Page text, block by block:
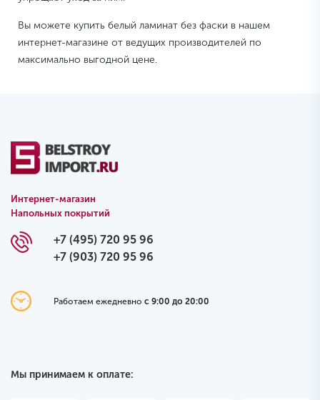
Вы можете купить белый ламинат без фаски в нашем
интернет-магазине от ведущих производителей по
максимально выгодной цене.
Интернет-магазин
Напольных покрытий
+7 (495) 720 95 96
+7 (903) 720 95 96
Работаем ежедневно с 9:00 до 20:00
Мы принимаем к оплате: